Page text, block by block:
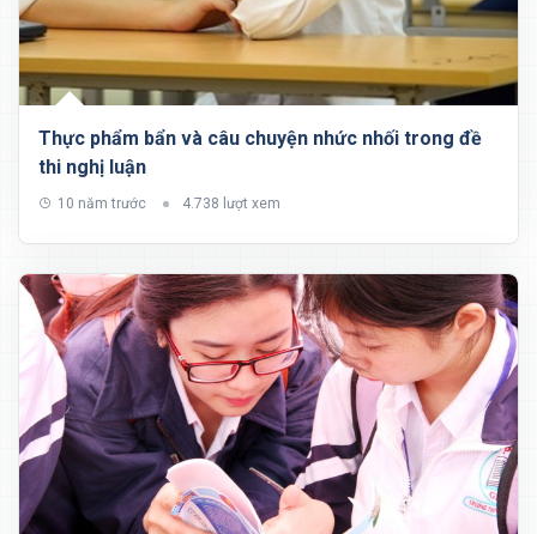
Thực phẩm bẩn và câu chuyện nhức nhối trong đề
thi nghị luận
10 năm trước 4.738 lượt xem